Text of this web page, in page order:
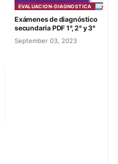
EVALUACION-DIAGNOSTICA
Exámenes de diagnóstico
secundaria PDF 1°, 2° y 3°
September 03, 2023